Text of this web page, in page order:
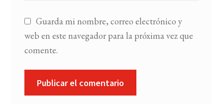
Guarda mi nombre, correo electrónico y
web en este navegador para la próxima vez que
comente.